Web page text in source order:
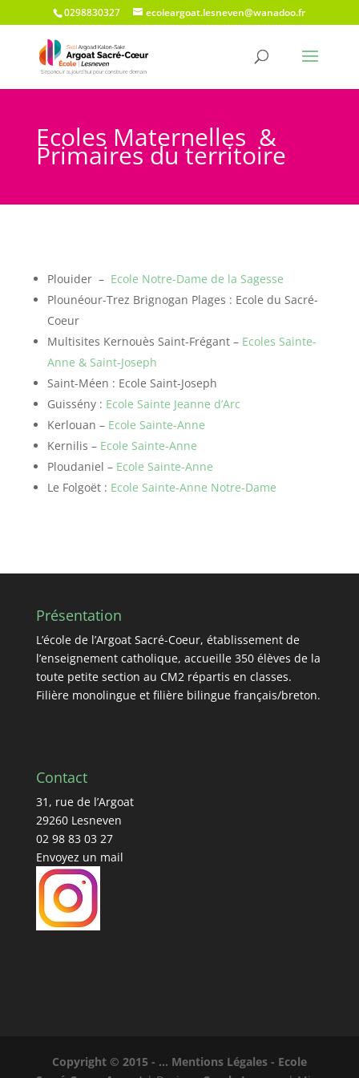
0298830327 ecoleargoat.lesneven@wanadoo.fr
Ecoles Maternelles &
Primaires du territoire
Plouider – Ecole Notre-Dame de la Sagesse
Plounéour-Trez Brignogan Plages : Ecole du Sacré-
Coeur
Multisites Kernouès Saint-Frégant – Ecoles Sainte-
Anne & Saint-Joseph
Saint-Méen : Ecole Saint-Joseph
Guissény : Ecole Sainte Jeanne d’Arc
Kerlouan – Ecole Sainte-Anne
Kernilis – Ecole Sainte-Anne
Ploudaniel – Ecole Sainte-Anne
Le Folgoët : Ecole Sainte-Anne Notre-Dame
Présentation
L’école de l’Argoat Sacré-Coeur, établissement de
l’enseignement catholique, accueille 350 élèves de la
toute petite section au CM2 répartis en classes.
Filière monolingue et filière bilingue français/breton.
Contact
31, rue de l’Argoat
29260 Lesneven
02 98 83 03 27
Envoyez un mail
Copyright © 2015 - ... Mentions Légales - Ecole